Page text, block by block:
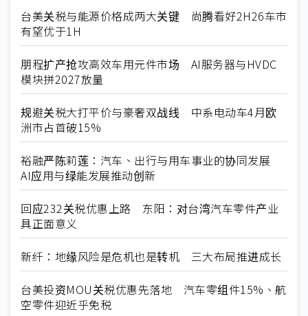
台美关税与能源价格成两大关键 尚腾看好2H26车市
有望优于1H
朋程扩产抢攻高效车用元件市场 AI服务器与HVDC
模块拼2027放量
规避关税大打平价与豪奢双战线 中系电动车4月欧
洲市占首破15%
裕融严陈莉莲：汽车、出行与用车事业的协同发展
AI应用与绿能发展推动创新
回应232关税优惠上路 东阳：对台湾汽车零件产业
具正面意义
新纤：地缘风险是危机也是转机 三大布局推进成长
台美投资MOU关税优惠先落地 汽车零组件15%、航
空零件迎近乎免税